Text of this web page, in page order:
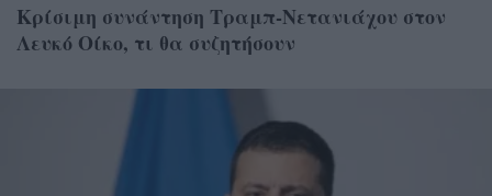
Κρίσιμη συνάντηση Τραμπ-Νετανιάχου στον
Λευκό Οίκο, τι θα συζητήσουν